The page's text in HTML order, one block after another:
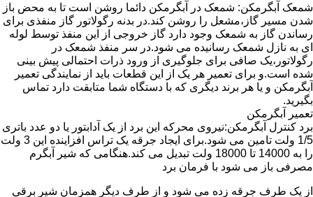
شمعک آبگرمکن: شمعک در آبگرمکن دائما روشن است تا به محض باز
شدن مسیر گاز،مشعل را روشن کند.در بدنه رگولاتور گاز منفذی برای
رساندن گاز به شمعک وجود دارد گاز خروجی از این منفذ توسط لوله
ای به نازل شمعک رسانیده می شود.در سر منفذ شمعک در
رگولاتور،یک صافی برای جلوگیری از ورود ذرات احتمالی پیش بینی
شده است.و برای تعمیر هر یک از این قطعات باید از نمایندگی تعمیر
آبگرمکن و یا هر برند دیگری که با دستگاه شما متابقت دارد تماس
بگیرید.
تعمیر آبگرمکن
برد کنترل آبگرمکن:نیروی محرکه این برد از یک آدابتور یا دو عدد باتری
1/5 ولت تامین می شود.برای ایجاد جرقه یک تراس افزاینده این 3 ولت
را به 14000 تا 18000 ولت تبدیل می کند.هنگامی که شیر آبگرم
مصرفی باز می شود با فرمان برد
از یک طرف جرقه زده می شود و از طرف دیگر همزمان شیر برقی